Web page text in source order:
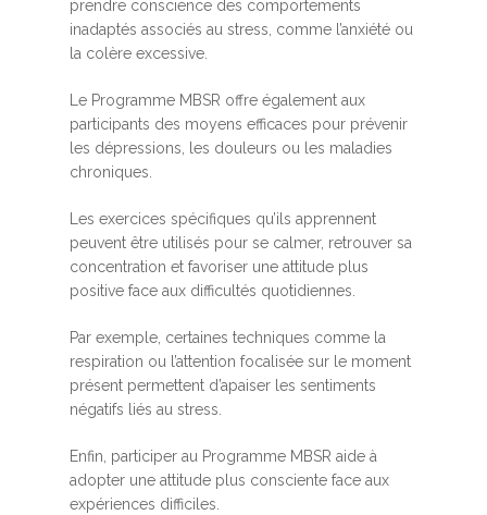
prendre conscience des comportements
inadaptés associés au stress, comme l’anxiété ou
la colère excessive.
Le Programme MBSR offre également aux
participants des moyens efficaces pour prévenir
les dépressions, les douleurs ou les maladies
chroniques.
Les exercices spécifiques qu’ils apprennent
peuvent être utilisés pour se calmer, retrouver sa
concentration et favoriser une attitude plus
positive face aux difficultés quotidiennes.
Par exemple, certaines techniques comme la
respiration ou l’attention focalisée sur le moment
présent permettent d’apaiser les sentiments
négatifs liés au stress.
Enfin, participer au Programme MBSR aide à
adopter une attitude plus consciente face aux
expériences difficiles.